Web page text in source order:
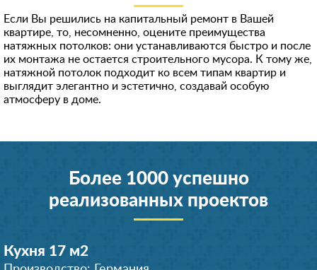
Если Вы решились на капитальный ремонт в Вашей
квартире, то, несомненно, оцените преимущества
натяжных потолков: они устанавливаются быстро и после
их монтажа не остается строительного мусора. К тому же,
натяжной потолок подходит ко всем типам квартир и
выглядит элегантно и эстетично, создавай особую
атмосферу в доме.
Более 1000 успешно
реализованных проектов
Кухня 17 м2